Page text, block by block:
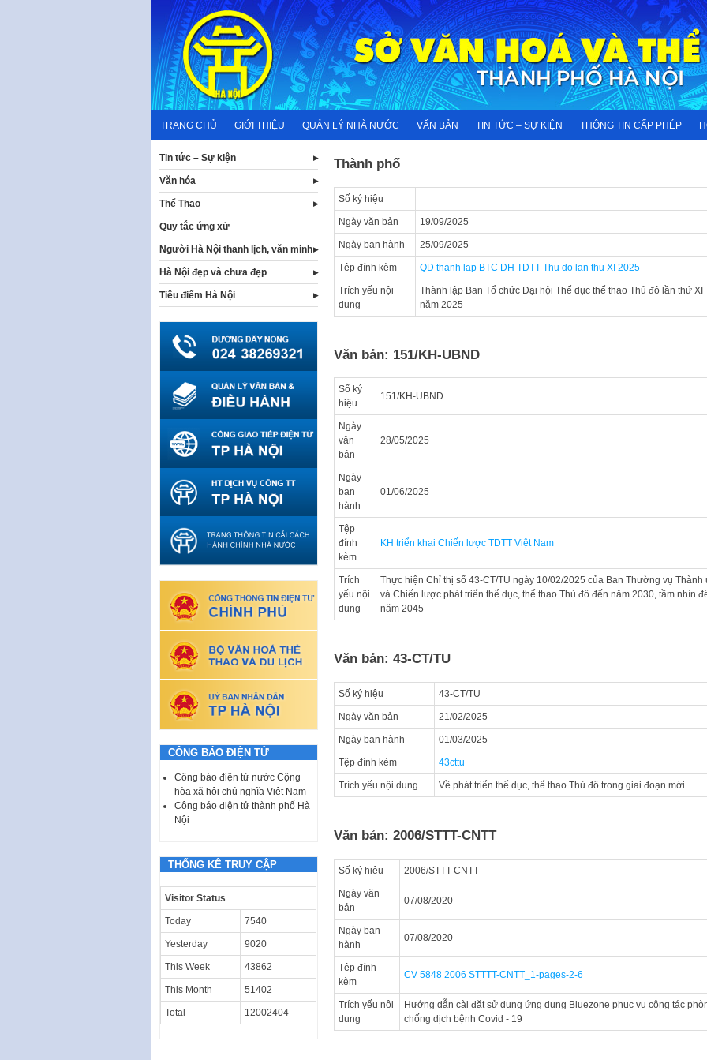
content
TRANG CHỦ GIỚI THIỆU QUẢN LÝ NHÀ NƯỚC VĂN BẢN TIN TỨC – SỰ KIỆN THÔNG TIN CẤP PHÉP
Thành phố
Số ký hiệu
Ngày văn bản 19/09/2025
Ngày ban hành 25/09/2025
Tệp đính kèm QD thanh lap BTC DH TDTT Thu do lan thu XI 2025
Trích yếu nội
dung
Thành lập Ban Tổ chức Đại hội Thể dục thể thao Thủ đô lần thứ XI
năm 2025
Văn bản: 151/KH-UBND
Số ký
hiệu
151/KH-UBND
Ngày
văn
bản
28/05/2025
Ngày
ban
hành
01/06/2025
Tệp
đính
kèm
KH triển khai Chiến lược TDTT Việt Nam
Trích
yếu nội
dung
Thực hiện Chỉ thị số 43-CT/TU ngày 10/02/2025 của Ban Thường vụ Thành
và Chiến lược phát triển thể dục, thể thao Thủ đô đến năm 2030, tầm nhìn
năm 2045
Văn bản: 43-CT/TU
Số ký hiệu 43-CT/TU
Ngày văn bản 21/02/2025
Ngày ban hành 01/03/2025
Tệp đính kèm 43cttu
Trích yếu nội dung Về phát triển thể dục, thể thao Thủ đô trong giai đoạn mới
Văn bản: 2006/STTT-CNTT
Số ký hiệu 2006/STTT-CNTT
Ngày văn
bản
07/08/2020
Ngày ban
hành
07/08/2020
Tệp đính
kèm
CV 5848 2006 STTTT-CNTT_1-pages-2-6
Trích yếu nội
dung
Hướng dẫn cài đặt sử dụng ứng dụng Bluezone phục vụ công tác
chống dịch bệnh Covid - 19
Tin tức – Sự kiện
Văn hóa
Thể Thao
Quy tắc ứng xử
Người Hà Nội thanh lịch, văn minh
Hà Nội đẹp và chưa đẹp
Tiêu điểm Hà Nội
CÔNG BÁO ĐIỆN TỬ
Công báo điện tử nước Cộng
hòa xã hội chủ nghĩa Việt Nam
Công báo điện tử thành phố Hà
Nội
THỐNG KÊ TRUY CẬP
Visitor Status
Today 7540
Yesterday 9020
This Week 43862
This Month 51402
Total 12002404